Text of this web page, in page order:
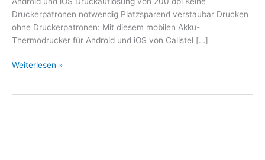
Druckerpatronen notwendig Platzsparend verstaubar Drucken
ohne Druckerpatronen: Mit diesem mobilen Akku-
Thermodrucker für Android und iOS von Callstel […]
Weiterlesen »